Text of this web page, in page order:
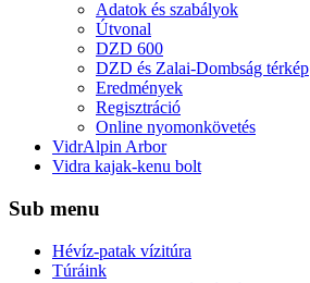
Adatok és szabályok
Útvonal
DZD 600
DZD és Zalai-Dombság térkép
Eredmények
Regisztráció
Online nyomonkövetés
VidrAlpin Arbor
Vidra kajak-kenu bolt
Sub menu
Hévíz-patak vízitúra
Túráink